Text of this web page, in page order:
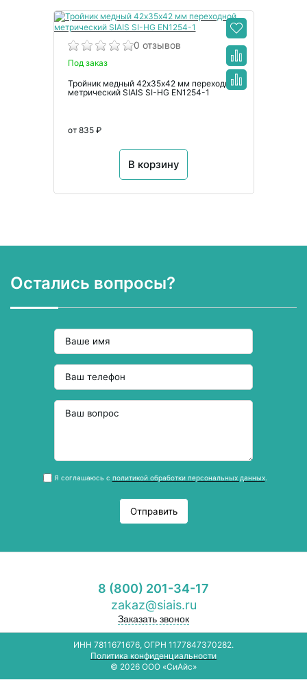
0 отзывов
Под заказ
Тройник медный 42х35х42 мм переходной
метрический SIAIS SI-HG EN1254-1
от 835 ₽
В корзину
Остались вопросы?
Я соглашаюсь с политикой обработки персональных данных.
Отправить
8 (800) 201-34-17
zakaz@siais.ru
Заказать звонок
ИНН 7811671676, ОГРН 1177847370282.
Политика конфиденциальности
© 2026 ООО «СиАйс»